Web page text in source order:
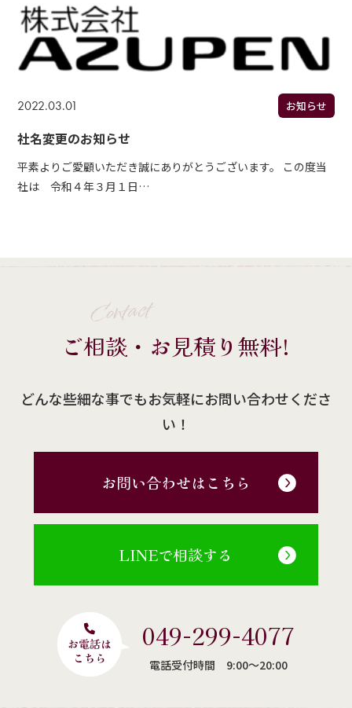
2022.03.01 お知らせ
社名変更のお知らせ
平素よりご愛顧いただき誠にありがとうございます。 この度当
社は 令和４年３月１日…
Contact
ご相談・お見積り無料!
どんな些細な事でもお気軽にお問い合わせくださ
い！
お問い合わせはこちら
LINEで相談する
049-299-4077
電話受付時間 9:00〜20:00